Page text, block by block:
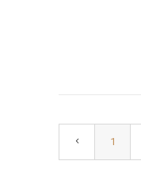
1